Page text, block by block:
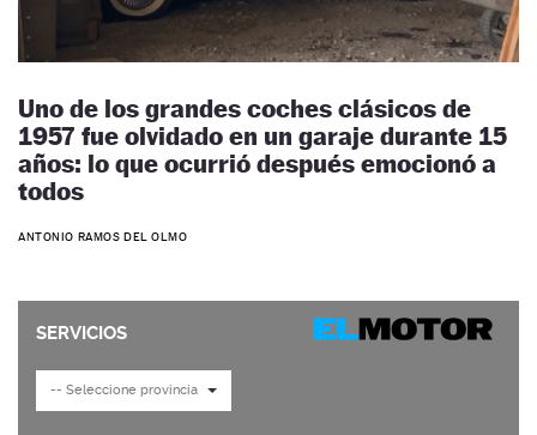
Uno de los grandes coches clásicos de
1957 fue olvidado en un garaje durante 15
años: lo que ocurrió después emocionó a
todos
ANTONIO RAMOS DEL OLMO